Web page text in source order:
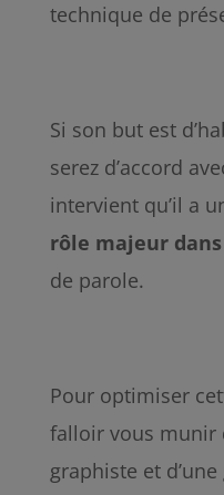
technique de
Si son but est
serez d’accord
intervient qu’il a
rôle majeur dans
de parole.
Pour optimiser
falloir vous munir
graphiste et